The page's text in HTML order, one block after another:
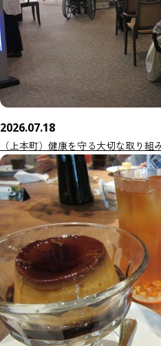
2026.07.18
（上本町）健康を守る大切な取り組